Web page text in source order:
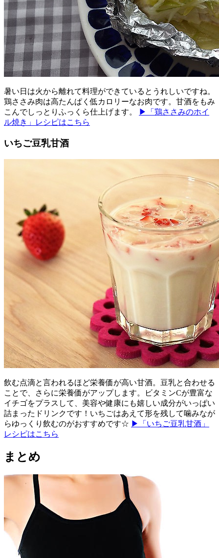
暑い日は火から離れて料理ができているとうれしいですね。
鶏ささみ肉は高たんぱく低カロリーなお肉です。甘酒をもみ
こんでしっとりふっくら仕上げます。
▶「鶏ささみのホイ
ル焼き」レシピはこちら
いちご豆乳甘酒
飲む点滴と言われるほど栄養価が高い甘酒。豆乳と合わせる
ことで、さらに栄養価がアップします。ビタミンCが豊富な
イチゴをプラスして、美容や健康にも嬉しい成分がいっぱい
詰まったドリンクです！いちごはあえて形を残して噛みなが
らゆっくり飲むのがおすすめです☆ ▶「いちご豆乳甘酒」
レシピはこちら
まとめ